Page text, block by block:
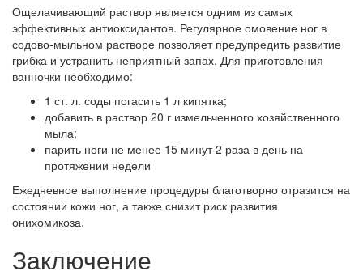
Ощелачивающий раствор является одним из самых
эффективных антиоксидантов. Регулярное омовение ног в
содово-мыльном растворе позволяет предупредить развитие
грибка и устранить неприятный запах. Для приготовления
ванночки необходимо:
1 ст. л. соды погасить 1 л кипятка;
добавить в раствор 20 г измельченного хозяйственного
мыла;
парить ноги не менее 15 минут 2 раза в день на
протяжении недели
Ежедневное выполнение процедуры благотворно отразится на
состоянии кожи ног, а также снизит риск развития
онихомикоза.
Заключение